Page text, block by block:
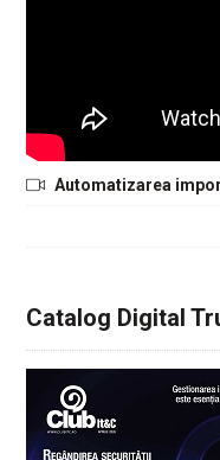
Automatizarea
Catalog Digital